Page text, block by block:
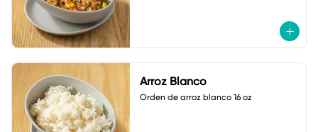
Arroz Blanco
Orden de arroz blanco 16 oz